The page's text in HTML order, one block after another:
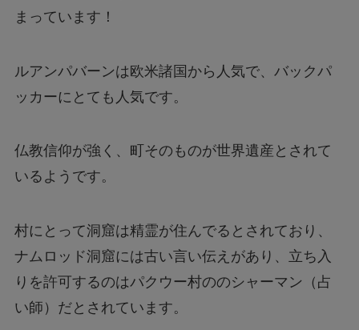
まっています！
ルアンパバーンは欧米諸国から人気で、バックパ
ッカーにとても人気です。
仏教信仰が強く、町そのものが世界遺産とされて
いるようです。
村にとって洞窟は精霊が住んでるとされており、
ナムロッド洞窟には古い言い伝えがあり、立ち入
りを許可するのはパクウー村ののシャーマン（占
い師）だとされています。